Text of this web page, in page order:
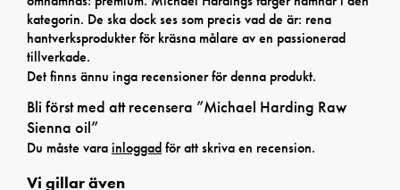
kategorin. De ska dock ses som precis vad de är: rena
hantverksprodukter för kräsna målare av en passionerad
tillverkade.
Det finns ännu inga recensioner för denna produkt.
Bli först med att recensera ”Michael Harding Raw
Sienna oil”
Du måste varainloggadför att skriva en recension.
Vi gillar även